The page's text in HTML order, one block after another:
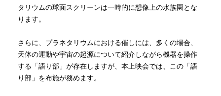
タリウムの球面スクリーンは一時的に想像上の水族園とな
ります。
さらに、プラネタリウムにおける催しには、多くの場合、
天体の運動や宇宙の起源について紹介しながら機器を操作
する「語り部」が存在しますが、本上映会では、この「語
り部」を布施が務めます。